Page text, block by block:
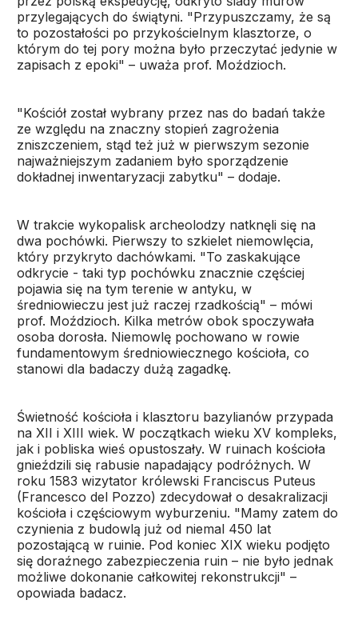
przylegających do świątyni. "Przypuszczamy, że są
to pozostałości po przykościelnym klasztorze, o
którym do tej pory można było przeczytać jedynie w
zapisach z epoki" – uważa prof. Moździoch.
"Kościół został wybrany przez nas do badań także
ze względu na znaczny stopień zagrożenia
zniszczeniem, stąd też już w pierwszym sezonie
najważniejszym zadaniem było sporządzenie
dokładnej inwentaryzacji zabytku" – dodaje.
W trakcie wykopalisk archeolodzy natknęli się na
dwa pochówki. Pierwszy to szkielet niemowlęcia,
który przykryto dachówkami. "To zaskakujące
odkrycie - taki typ pochówku znacznie częściej
pojawia się na tym terenie w antyku, w
średniowieczu jest już raczej rzadkością" – mówi
prof. Moździoch. Kilka metrów obok spoczywała
osoba dorosła. Niemowlę pochowano w rowie
fundamentowym średniowiecznego kościoła, co
stanowi dla badaczy dużą zagadkę.
Świetność kościoła i klasztoru bazylianów przypada
na XII i XIII wiek. W początkach wieku XV kompleks,
jak i pobliska wieś opustoszały. W ruinach kościoła
gnieździli się rabusie napadający podróżnych. W
roku 1583 wizytator królewski Franciscus Puteus
(Francesco del Pozzo) zdecydował o desakralizacji
kościoła i częściowym wyburzeniu. "Mamy zatem do
czynienia z budowlą już od niemal 450 lat
pozostającą w ruinie. Pod koniec XIX wieku podjęto
się doraźnego zabezpieczenia ruin – nie było jednak
możliwe dokonanie całkowitej rekonstrukcji" –
opowiada badacz.